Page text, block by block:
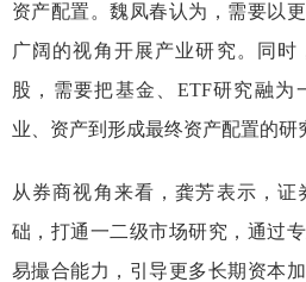
资产配置。魏凤春认为，需要以
广阔的视角开展产业研究。同时
股，需要把基金、 ETF研究融为
业、资产到形成最终资产配置的
从券商视角来看，龚芳表示，证
础，打通一二级市场研究，通过
易撮合能力，引导更多长期资本